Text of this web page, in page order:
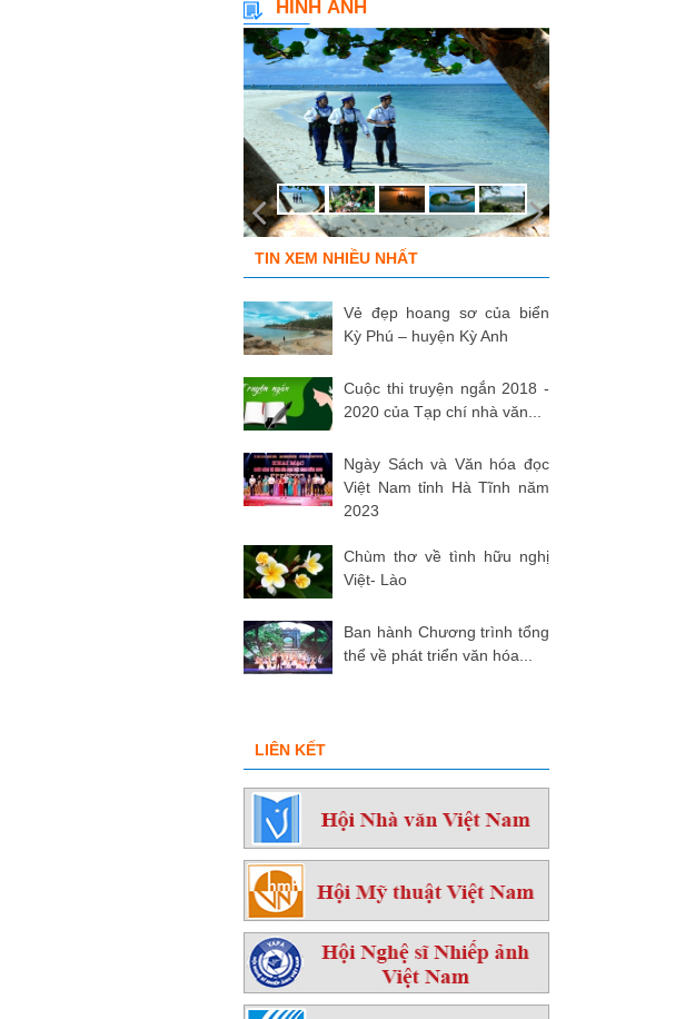
HÌNH ẢNH
TIN XEM NHIỀU NHẤT
Vẻ đẹp hoang sơ của biển
Kỳ Phú – huyện Kỳ Anh
Cuộc thi truyện ngắn 2018 -
2020 của Tạp chí nhà văn...
Ngày Sách và Văn hóa đọc
Việt Nam tỉnh Hà Tĩnh năm
2023
Chùm thơ về tình hữu nghị
Việt- Lào
Ban hành Chương trình tổng
thể về phát triển văn hóa...
LIÊN KẾT